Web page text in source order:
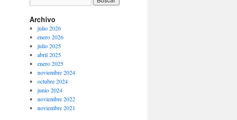
Archivo
julio 2026
enero 2026
julio 2025
abril 2025
enero 2025
noviembre 2024
octubre 2024
junio 2024
noviembre 2022
noviembre 2021